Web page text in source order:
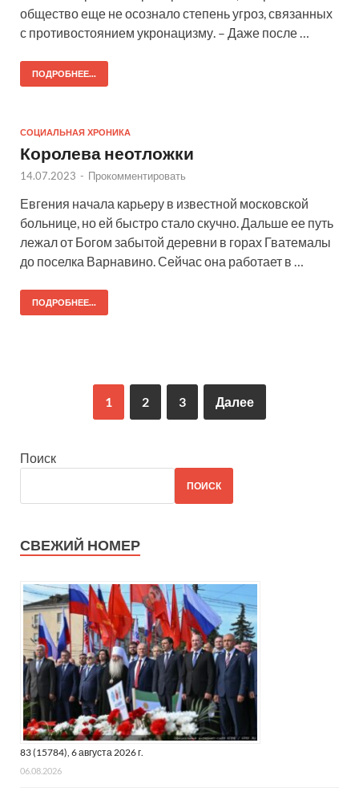
общество еще не осознало степень угроз, связанных
с противостоянием укронацизму. – Даже после …
ПОДРОБНЕЕ...
СОЦИАЛЬНАЯ ХРОНИКА
Королева неотложки
14.07.2023 - Прокомментировать
Евгения начала карьеру в известной московской
больнице, но ей быстро стало скучно. Дальше ее путь
лежал от Богом забытой деревни в горах Гватемалы
до поселка Варнавино. Сейчас она работает в …
ПОДРОБНЕЕ...
1 2 3 Далее
Поиск
ПОИСК
СВЕЖИЙ НОМЕР
83 (15784), 6 августа 2026 г.
06.08.2026